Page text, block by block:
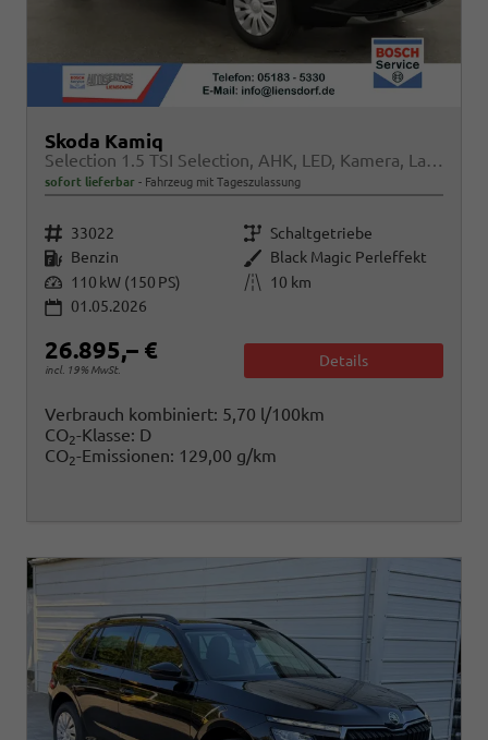
Skoda Kamiq
Selection 1.5 TSI Selection, AHK, LED, Kamera, Ladeboden, Winter
sofort lieferbar Fahrzeug mit Tageszulassung
Fahrzeugnr. 33022 Getriebe Schaltgetriebe
Kraftstoff Benzin Außenfarbe Black Magic Perleffekt
Leistung 110 kW (150 PS) Kilometerstand
10 km
01.05.2026
26.895,– €
incl. 19% MwSt.
Details
Verbrauch kombiniert: 5,70 l/100km
CO2-Klasse: D
CO2-Emissionen: 129,00 g/km